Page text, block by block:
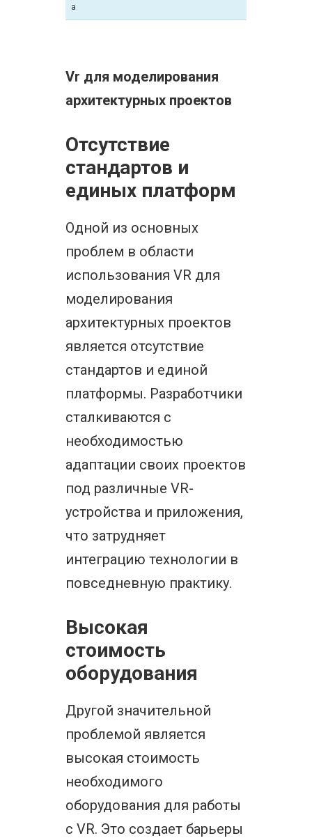
а
Vr для моделирования
архитектурных проектов
Отсутствие
стандартов и
единых платформ
Одной из основных
проблем в области
использования VR для
моделирования
архитектурных проектов
является отсутствие
стандартов и единой
платформы. Разработчики
сталкиваются с
необходимостью
адаптации своих проектов
под различные VR-
устройства и приложения,
что затрудняет
интеграцию технологии в
повседневную практику.
Высокая
стоимость
оборудования
Другой значительной
проблемой является
высокая стоимость
необходимого
оборудования для работы
с VR. Это создает барьеры